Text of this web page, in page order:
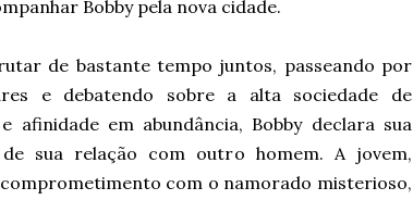
Bobby pela nova cidade.
de bastante tempo juntos, passeando por
e debatendo sobre a alta sociedade de
afinidade em abundância, Bobby declara sua
sua relação com outro homem. A jovem,
com o namorado misterioso,